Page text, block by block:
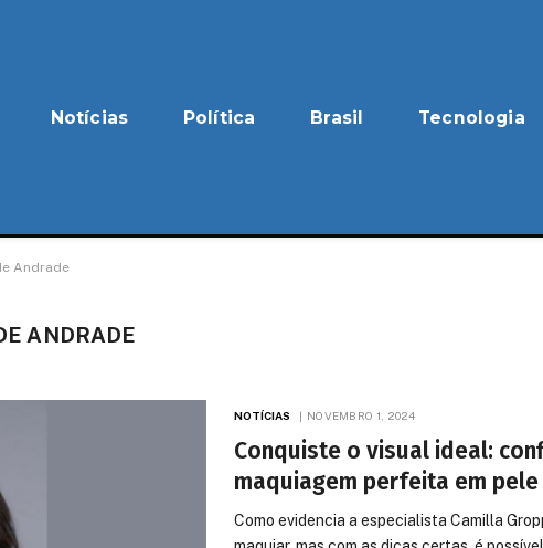
Notícias Política Brasil Tecnologia
Andrade
ANDRADE
NOTÍCIAS NOVEMBRO 1, 2024
Conquiste o visual ideal:
maquiagem perfeita em
Como evidencia a especialista Camilla